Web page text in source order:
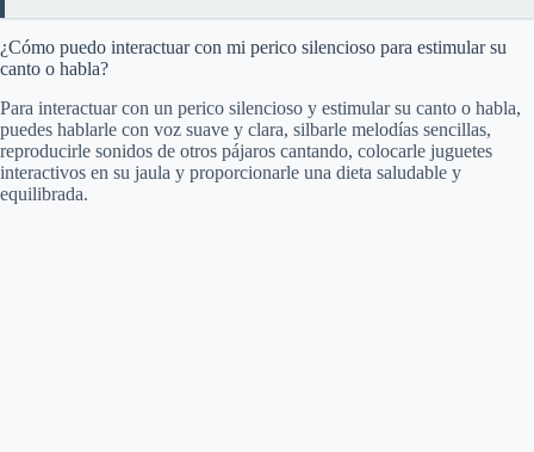
¿Cómo puedo interactuar con mi perico silencioso para estimular su
canto o habla?
Para interactuar con un perico silencioso y estimular su canto o habla,
puedes hablarle con voz suave y clara, silbarle melodías sencillas,
reproducirle sonidos de otros pájaros cantando, colocarle juguetes
interactivos en su jaula y proporcionarle una dieta saludable y
equilibrada.